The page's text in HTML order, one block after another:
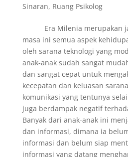
Sinaran, Ruang Psikolog
Era Milenia merupakan
masa ini semua aspek
oleh sarana teknologi yang
anak-anak sudah sangat
dan sangat cepat untuk
kecepatan dan keluasan
komunikasi yang tentunya
juga berdampak negatif
Banyak dari anak-anak ini
dan informasi, dimana ia
informasi dan belum siap
informasi yang datang